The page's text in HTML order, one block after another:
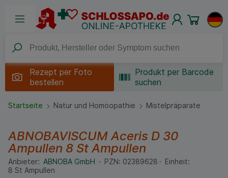
Rezept per Foto
bestellen
Produkt per Barcode
suchen
Startseite Natur und Homöopathie Mistelpräparate
ABNOBAVISCUM Aceris D 30
Ampullen 8 StAmpullen
Anbieter: ABNOBA GmbH PZN: 02389628
Einheit:
8 St Ampullen